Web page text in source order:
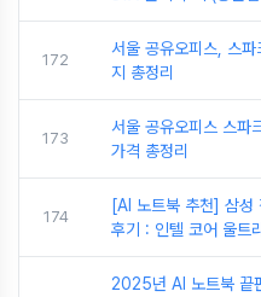
172
서울 공유오피스, 스
지 총정리
173
서울 공유오피스 스
가격 총정리
174
[AI 노트북 추천] 삼
후기 : 인텔 코어 울트
2025년 AI 노트북 끝